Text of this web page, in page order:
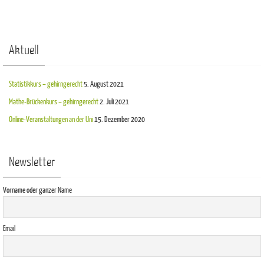
Aktuell
Statistikkurs – gehirngerecht5. August 2021
Mathe-Brückenkurs – gehirngerecht2. Juli 2021
Online-Veranstaltungen an der Uni 15. Dezember 2020
Newsletter
Vorname oder ganzer Name
Email